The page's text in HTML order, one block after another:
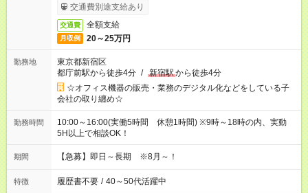
交通費別途支給あり
交通費 全額支給
月収例 20～25万円
勤務地
東京都新宿区
都庁前駅から徒歩4分 / 新宿駅から徒歩4分
☆オフィス機器の販売・業務のデジタル化などをしている子
会社の取り纏め☆
勤務時間
10:00～16:00(実働5時間 休憩1時間) ※9時～18時の内、実動
5H以上で相談OK！
期間 【急募】即日～長期 ※8月～！
特徴 履歴書不要 / 40～50代活躍中